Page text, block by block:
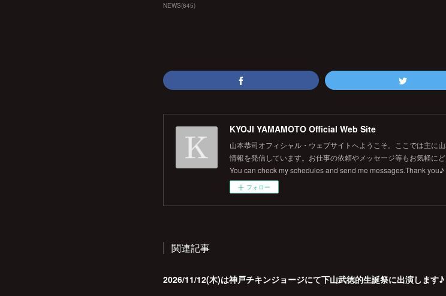
NEWS(845)
KYOJI YAMAMOTO Official Web Site
山本恭司オフィシャル・ウェブサイトへようこそ。ここでは主に
情報を発信しています。お仕事の依頼やメッセージ等もお気軽に
You can check my schedules and send me messages.Thank you♪
フォロー
関連記事
2026/11/12(木)は神戸チキンジョージにて下山武徳的生誕祭に出演します♪